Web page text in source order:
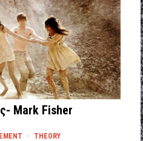
Mark Fisher
· THEORY